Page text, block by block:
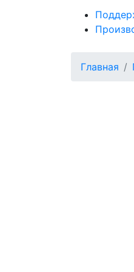
Главная